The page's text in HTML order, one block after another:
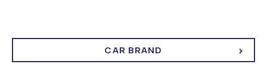
CAR BRAND